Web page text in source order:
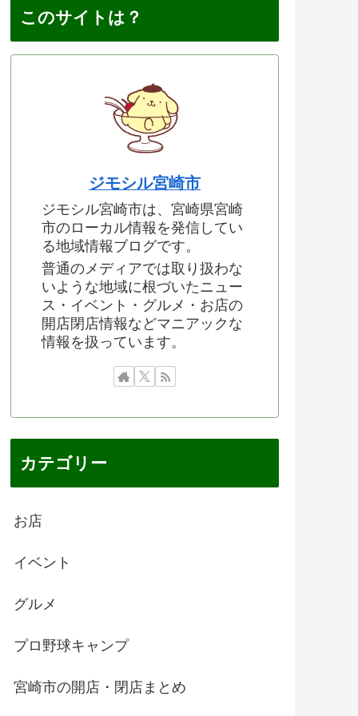
このサイトは？
ジモシル宮崎市
ジモシル宮崎市は、宮崎県宮崎
市のローカル情報を発信してい
る地域情報ブログです。
普通のメディアでは取り扱わな
いような地域に根づいたニュー
ス・イベント・グルメ・お店の
開店閉店情報などマニアックな
情報を扱っています。
カテゴリー
お店
イベント
グルメ
プロ野球キャンプ
宮崎市の開店・閉店まとめ